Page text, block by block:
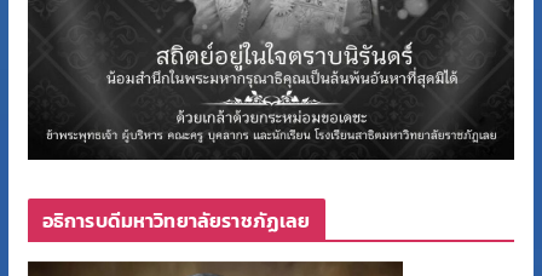
อธิการบดีมหาวิทยาลัยราชภัฏเลย